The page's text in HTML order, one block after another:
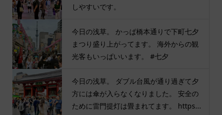
しやすいです。
今日の浅草。 かっぱ橋本通りで下町七夕
まつり盛り上がってます。 海外からの観
光客もいっぱいいます。 #七夕
今日の浅草。 ダブル台風が通り過ぎて夕
方には傘が入らなくなりました。 安全の
ために雷門提灯は畳まれてます。 https...